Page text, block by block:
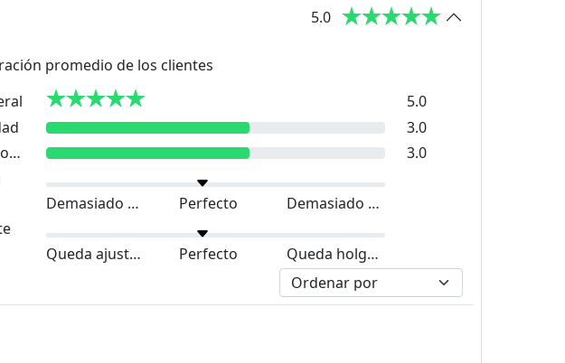
5.0
promedio de los clientes
5.0
3.0
Comodidad
3.0
Demasiado pequeño
Perfecto
Demasiado grande
Queda ajustado
Perfecto Queda holgado